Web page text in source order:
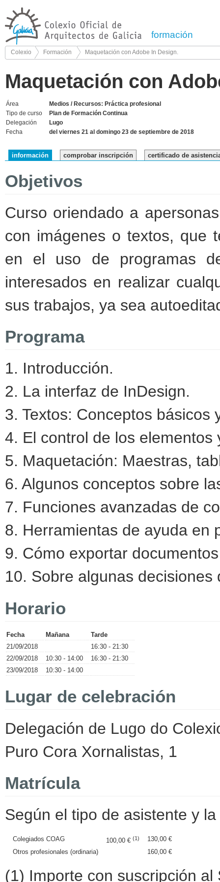
formación
Colexio Formación Maquetación con Adobe In Design.
Maquetación con
Área
Medios / Recursos: Práctica profesional
Tipo de curso
Plan de Formación Continua
Delegación
Lugo
Fecha
del viernes 21 al domingo 23 de septiembre de 2018
información comprobar inscripción certificado de
Objetivos
Curso oriendado a
con imágenes o textos, que
en el uso de programas
interesados en realizar
sus trabajos, ya sea
Programa
1. Introducción.
2. La interfaz de InDesign.
3. Textos: Conceptos básicos
4. El control de los elementos
5. Maquetación: Maestras,
6. Algunos conceptos sobre
7. Funciones avanzadas de
8. Herramientas de ayuda en
9. Cómo exportar
10. Sobre algunas decisiones
Horario
Fecha Mañana
Tarde
21/09/2018
16:30 - 21:30
22/09/2018
10:30 - 14:00
16:30 - 21:30
23/09/2018
10:30 - 14:00
Lugar de celebración
Delegación de Lugo do
Puro Cora Xornalistas, 1
Matrícula
Según el tipo de asistente y
Colegiados COAG 100,00 € (1)
130,00 €
Otros profesionales (ordinaria)
160,00 €
(1) Importe con suscripción